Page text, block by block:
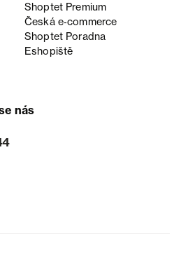
Shoptet Premium
Česká e‑commerce
Shoptet Poradna
Eshopiště
nás